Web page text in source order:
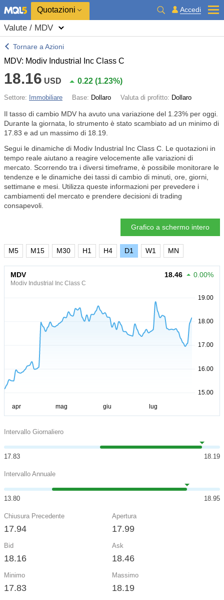
Quotazioni Accedi
Valute / MDV
Tornare a Azioni
MDV: Modiv Industrial Inc Class C
18.16 USD 0.22 (1.23%)
Settore: Immobiliare Base: Dollaro Valuta di profitto: Dollaro
Il tasso di cambio MDV ha avuto una variazione del 1.23% per oggi.
Durante la giornata, lo strumento è stato scambiato ad un minimo di
17.83 e ad un massimo di 18.19.
Segui le dinamiche di Modiv Industrial Inc Class C. Le quotazioni in
tempo reale aiutano a reagire velocemente alle variazioni di
mercato. Scorrendo tra i diversi timeframe, è possibile monitorare le
tendenze e le dinamiche dei tassi di cambio di minuti, ore, giorni,
settimane e mesi. Utilizza queste informazioni per prevedere i
cambiamenti del mercato e prendere decisioni di trading
consapevoli.
Grafico a schermo intero
M5 M15 M30 H1 H4 D1 W1 MN
MDV
Modiv Industrial Inc Class C
18.46 0.00%
Intervallo Giornaliero
17.83 18.19
Intervallo Annuale
13.80 18.95
Chiusura Precedente
17.94
Apertura
17.99
Bid
18.16
Ask
18.46
Minimo
17.83
Massimo
18.19